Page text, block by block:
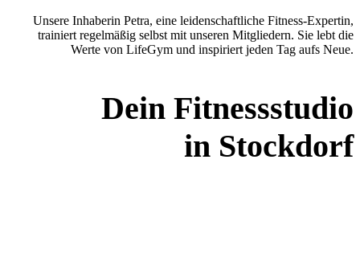
Unsere Inhaberin Petra, eine leidenschaftliche Fitness-Expertin,
trainiert regelmäßig selbst mit unseren Mitgliedern. Sie lebt die
Werte von LifeGym und inspiriert jeden Tag aufs Neue.
Dein Fitnessstudio
in Stockdorf